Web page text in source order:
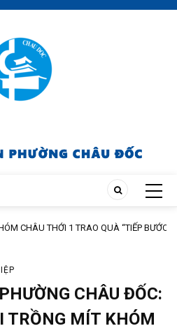
CHÂU THỚI 1 TRAO QUÀ “TIẾP BƯỚC
CHÂU ĐỐC:
TRỒNG MÍT KHÓM